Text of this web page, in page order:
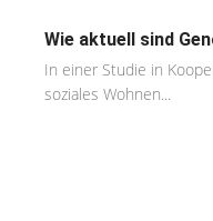
Wie aktuell sind
In einer Studie in
soziales Wohnen...